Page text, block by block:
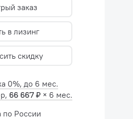
заказ
в лизинг
скидку
0%, до 6 мес.
66 667 ₽ × 6 мес.
по России